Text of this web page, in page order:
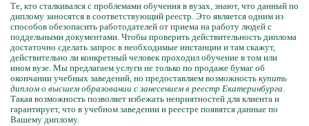
Те, кто сталкивался с проблемами обучения в вузах, знают, что данный по
диплому заносятся в соответствующий реестр. Это является одним из
способов обезопасить работодателей от приема на работу людей с
поддельными документами. Чтобы проверить действительность диплома
достаточно сделать запрос в необходимые инстанции и там скажут,
действительно ли конкретный человек проходил обучение в том или
ином вузе. Мы предлагаем услуги не только по продаже бумаг об
окончании учебных заведений, но предоставляем возможность купить
диплом о высшем образовании с занесением в реестр Екатеринбурга.
Такая возможность позволяет избежать неприятностей для клиента и
гарантирует, что в учебном заведении и реестре появятся данные по
Вашему диплому.